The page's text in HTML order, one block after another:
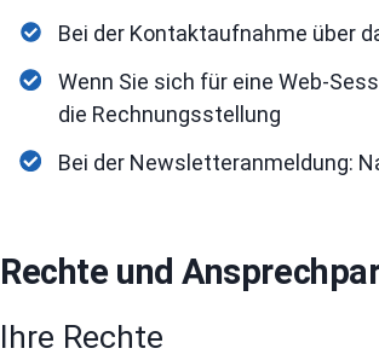
Bei der Kontaktaufnahme über
Wenn Sie sich für eine Web-
die Rechnungsstellung
Bei der Newsletteranmeldung:
Rechte und
Ihre Rechte